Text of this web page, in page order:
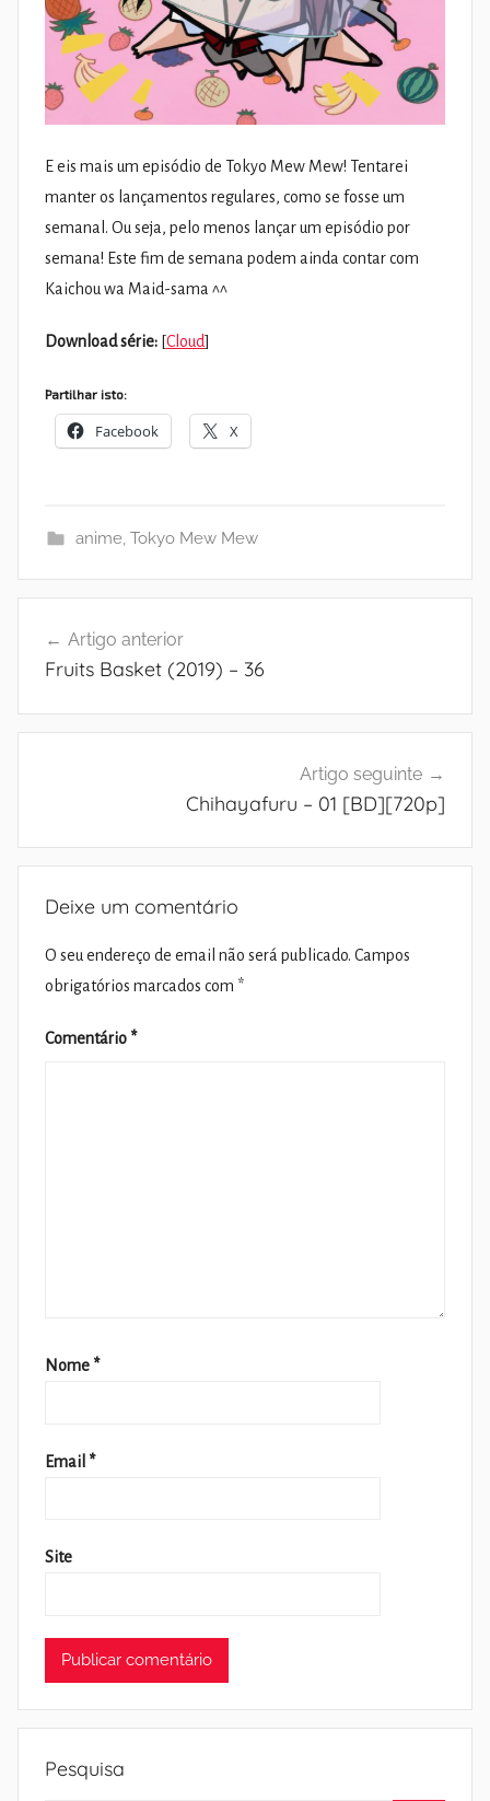
E eis mais um episódio de Tokyo Mew Mew! Tentarei
manter os lançamentos regulares, como se fosse um
semanal. Ou seja, pelo menos lançar um episódio por
semana! Este fim de semana podem ainda contar com
Kaichou wa Maid-sama ^^
Download série: [Cloud]
Partilhar isto:
Facebook X
anime, Tokyo Mew Mew
de
Artigo anterior
Fruits Basket (2019) – 36
Artigo seguinte
Chihayafuru – 01 [BD][720p]
Deixe um comentário
O seu endereço de email não será publicado. Campos
obrigatórios marcados com *
Comentário *
Nome *
Email *
Site
Pesquisa